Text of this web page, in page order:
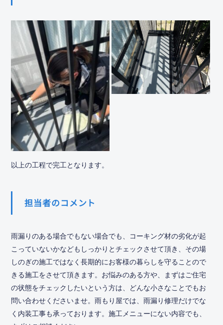
以上の工程で完工となります。
担当者のコメント
雨漏りのある場合でもない場合でも、コーキング材の劣化が起
こっていないかなどもしっかりとチェックさせて頂き、その場
しのぎの施工ではなく長期的にお客様の暮らしを守ることので
きる施工をさせて頂きます。お悩みのある方や、まずはご住宅
の状態をチェックしたいという方は、どんな小さなことでもお
問い合わせくださいませ。雨もり屋では、雨漏り修理だけでな
く内装工事も承っております。施工メニューにない内容でも、